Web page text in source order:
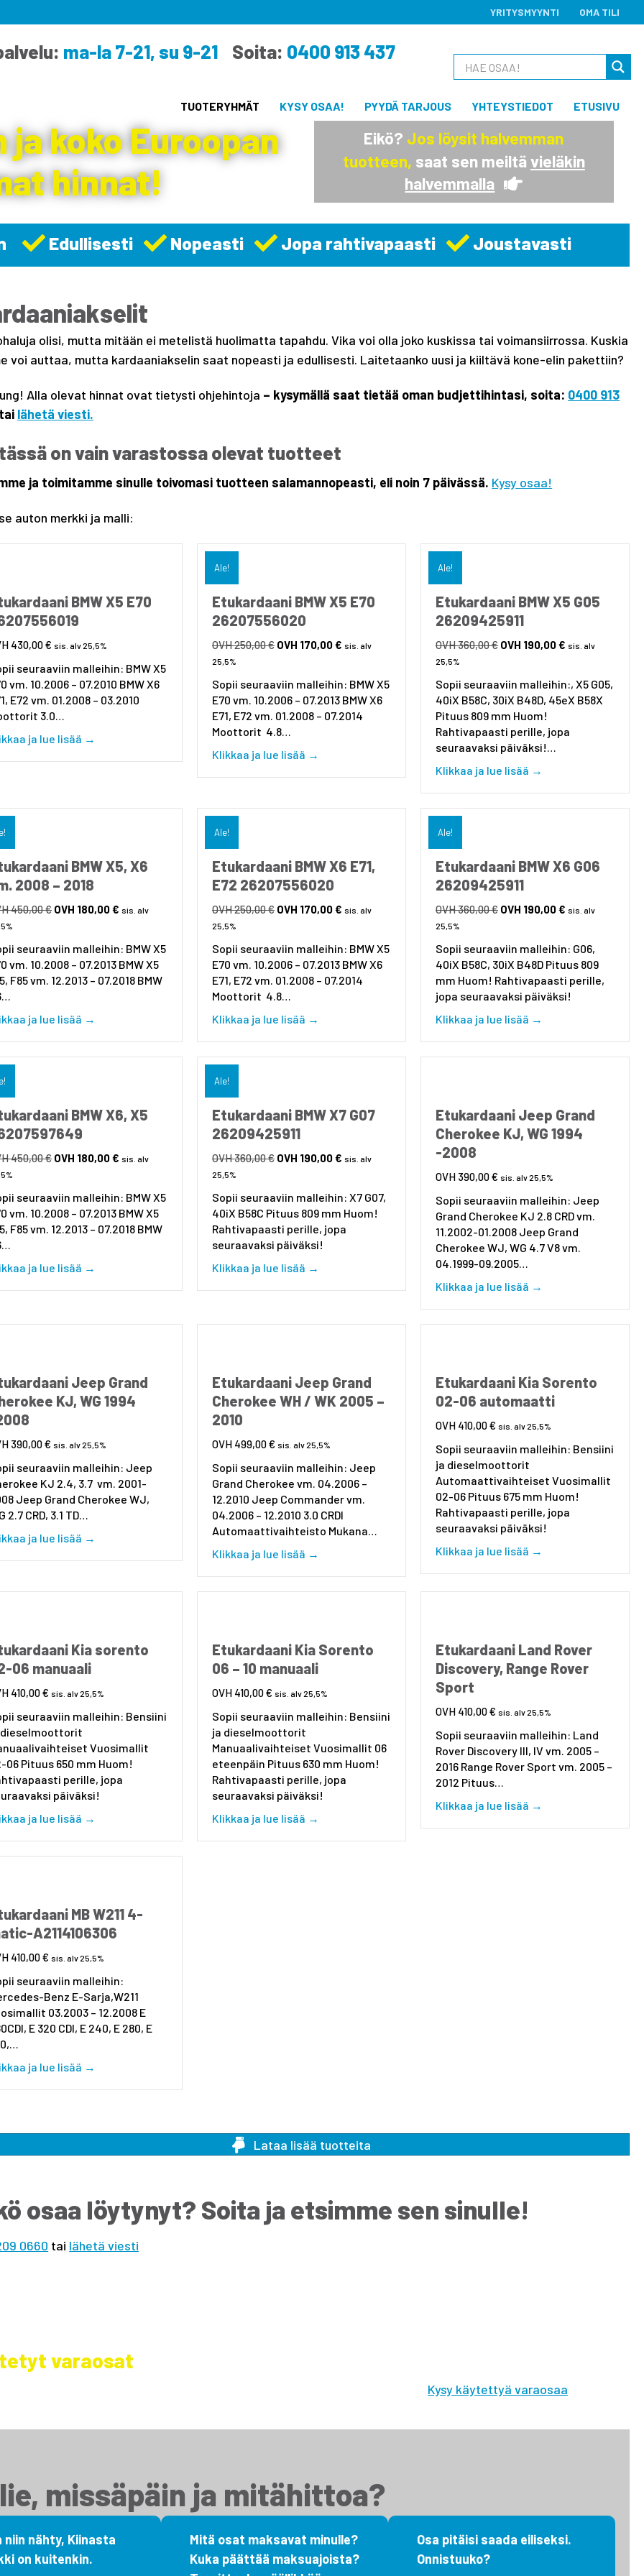
YRITYSMYYNTI OMA TILI
ma-la 7-21, su 9-21 Soita: 0400 913 437
TUOTERYHMÄT KYSY OSAA! PYYDÄ TARJOUS YHTEYSTIEDOT ETUSIVU
ja koko Euroopan
hinnat!
Eikö? Jos löysit halvemman
tuotteen, saat sen meiltä vieläkin
halvemmalla
Edullisesti Nopeasti Jopa rahtivapaasti Joustavasti
olisi, mutta mitään ei metelistä huolimatta tapahdu. Vika voi olla joko kuskissa tai voimansiirrossa. Kuskia
voi auttaa, mutta kardaaniakselin saat nopeasti ja edullisesti. Laitetaanko uusi ja kiiltävä kone-elin pakettiin?
Alla olevat hinnat ovat tietysti ohjehintoja – kysymällä saat tietää oman budjettihintasi, soita: 0400 913
tai lähetä viesti.
on vain varastossa olevat tuotteet
ja toimitamme sinulle toivomasi tuotteen salamannopeasti, eli noin 7 päivässä. Kysy osaa!
auton merkki ja malli:
BMW X5 E70
430,00€ sis. alv 25,5%
seuraaviin malleihin: BMW X5
vm. 10.2006 – 07.2010 BMW X6
E72 vm. 01.2008 – 03.2010
3.0…
ja lue lisää →
about Etukardaani BMW X5 E70 26207556019
Ale!
Etukardaani BMW X5 E70
26207556020
250,00€ Alkuperäinen
250,00 €.
170,00€ Nykyinen
170,00 €.
sis. alv
25,5%
Sopii seuraaviin malleihin: BMW X5
E70 vm. 10.2006 – 07.2013 BMW X6
E71, E72 vm. 01.2008 – 07.2014
Moottorit 4.8…
Klikkaa ja lue lisää →
about Etukardaani BMW X5 E70 26207556020
Ale!
Etukardaani BMW X5 G05
26209425911
360,00€ Alkuperäinen
360,00 €.
190,00€ Nykyinen
190,00 €.
sis. alv
25,5%
Sopii seuraaviin malleihin:, X5 G05,
40iX B58C, 30iX B48D, 45eX B58X
Pituus 809 mm Huom!
Rahtivapaasti perille, jopa
seuraavaksi päiväksi!…
Klikkaa ja lue lisää →
BMW X5, X6
2008 – 2018
450,00€ Alkuperäinen
450,00 €.
180,00€ Nykyinen
180,00 €.
sis. alv
seuraaviin malleihin: BMW X5
vm. 10.2008 – 07.2013 BMW X5
F85 vm. 12.2013 – 07.2018 BMW
ja lue lisää →
about Etukardaani BMW X5, X6 vm. 2008 – 2018
Ale!
Etukardaani BMW X6 E71,
E72 26207556020
250,00€ Alkuperäinen
250,00 €.
170,00€ Nykyinen
170,00 €.
sis. alv
25,5%
Sopii seuraaviin malleihin: BMW X5
E70 vm. 10.2006 – 07.2013 BMW X6
E71, E72 vm. 01.2008 – 07.2014
Moottorit 4.8…
Klikkaa ja lue lisää →
about Etukardaani BMW X6 E71, E72 26207556020
Ale!
Etukardaani BMW X6 G06
26209425911
360,00€ Alkuperäinen
360,00 €.
190,00€ Nykyinen
190,00 €.
sis. alv
25,5%
Sopii seuraaviin malleihin: G06,
40iX B58C, 30iX B48D Pituus 809
mm Huom! Rahtivapaasti perille,
jopa seuraavaksi päiväksi!
Klikkaa ja lue lisää →
BMW X6, X5
450,00€ Alkuperäinen
450,00 €.
180,00€ Nykyinen
180,00 €.
sis. alv
seuraaviin malleihin: BMW X5
vm. 10.2008 – 07.2013 BMW X5
F85 vm. 12.2013 – 07.2018 BMW
ja lue lisää →
about Etukardaani BMW X6, X5 26207597649
Ale!
Etukardaani BMW X7 G07
26209425911
360,00€ Alkuperäinen
360,00 €.
190,00€ Nykyinen
190,00 €.
sis. alv
25,5%
Sopii seuraaviin malleihin: X7 G07,
40iX B58C Pituus 809 mm Huom!
Rahtivapaasti perille, jopa
seuraavaksi päiväksi!
Klikkaa ja lue lisää →
about Etukardaani BMW X7 G07 26209425911
Etukardaani Jeep Grand
Cherokee KJ, WG 1994
-2008
390,00€ sis. alv 25,5%
Sopii seuraaviin malleihin: Jeep
Grand Cherokee KJ 2.8 CRD vm.
11.2002-01.2008 Jeep Grand
Cherokee WJ, WG 4.7 V8 vm.
04.1999-09.2005…
Klikkaa ja lue lisää →
Jeep Grand
KJ, WG 1994
390,00€ sis. alv 25,5%
seuraaviin malleihin: Jeep
KJ 2.4, 3.7 vm. 2001-
Jeep Grand Cherokee WJ,
2.7 CRD, 3.1 TD…
ja lue lisää →
about Etukardaani Jeep Grand Cherokee KJ, WG 1994 -2008
Etukardaani Jeep Grand
Cherokee WH / WK 2005 –
2010
499,00€ sis. alv 25,5%
Sopii seuraaviin malleihin: Jeep
Grand Cherokee vm. 04.2006 –
12.2010 Jeep Commander vm.
04.2006 – 12.2010 3.0 CRDI
Automaattivaihteisto Mukana…
Klikkaa ja lue lisää →
about Etukardaani Jeep Grand Cherokee WH / WK 2005 – 2010
Etukardaani Kia Sorento
02-06 automaatti
410,00€ sis. alv 25,5%
Sopii seuraaviin malleihin: Bensiini
ja dieselmoottorit
Automaattivaihteiset Vuosimallit
02-06 Pituus 675 mm Huom!
Rahtivapaasti perille, jopa
seuraavaksi päiväksi!
Klikkaa ja lue lisää →
Kia sorento
06 manuaali
410,00€ sis. alv 25,5%
seuraaviin malleihin: Bensiini
Vuosimallit
06 Pituus 650 mm Huom!
perille, jopa
päiväksi!
ja lue lisää →
about Etukardaani Kia sorento 02-06 manuaali
Etukardaani Kia Sorento
06 – 10 manuaali
410,00€ sis. alv 25,5%
Sopii seuraaviin malleihin: Bensiini
ja dieselmoottorit
Manuaalivaihteiset Vuosimallit 06
eteenpäin Pituus 630 mm Huom!
Rahtivapaasti perille, jopa
seuraavaksi päiväksi!
Klikkaa ja lue lisää →
Etukardaani Land Rover
Discovery, Range Rover
Sport
410,00€ sis. alv 25,5%
Sopii seuraaviin malleihin: Land
Rover Discovery III, IV vm. 2005 –
2016 Range Rover Sport vm. 2005 –
2012 Pituus…
Klikkaa ja lue lisää →
MB W211 4-
A2114106306
410,00€ sis. alv 25,5%
seuraaviin malleihin:
Benz E-Sarja,W211
03.2003 – 12.2008 E
E 320 CDI, E 240, E 280, E
ja lue lisää →
Lataa lisää tuotteita
osaa löytynyt? Soita ja etsimme sen sinulle!
0660 tai lähetä viesti
varaosat
Kysy käytettyä varaosaa
missäpäin ja mitähittoa?
niin nähty, Kiinasta
on kuitenkin.
Mitä osat maksavat minulle?
Kuka päättää maksuajoista?
Osa pitäisi saada eiliseksi.
Onnistuuko?